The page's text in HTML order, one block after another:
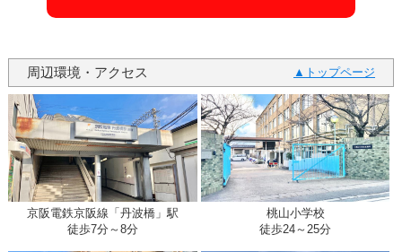
周辺環境・アクセス トップページ
京阪電鉄京阪線「丹波橋」駅
徒歩7分～8分
桃山小学校
徒歩24～25分